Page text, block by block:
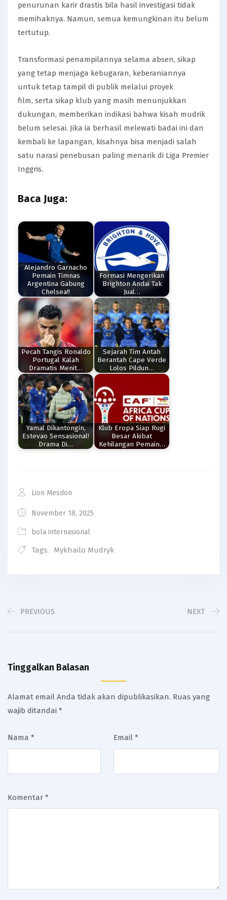
penurunan karir drastis bila hasil investigasi tidak
memihaknya. Namun, semua kemungkinan itu belum
tertutup.
Transformasi penampilannya selama absen, sikap
yang tetap menjaga kebugaran, keberaniannya
untuk tetap tampil di publik melalui proyek
film, serta sikap klub yang masih menunjukkan
dukungan, memberikan indikasi bahwa kisah mudrik
belum selesai. Jika ia berhasil melewati badai ini dan
kembali ke lapangan, kisahnya bisa menjadi salah
satu narasi penebusan paling menarik di Liga Premier
Inggris.
Baca Juga:
Alejandro Garnacho
Pemain Timnas
Argentina Gabung
Chelsea!!
Formasi Mengerikan
Brighton Andai Tak
Jual…
Pecah Tangis Ronaldo
Portugal Kalah
Dramatis Menit…
Sejarah Tim Antah
Berantah Cape Verde
Lolos Pildun…
Yamal Dikantongin,
Estevao Sensasional!
Drama Di…
Klub Eropa Siap Rugi
Besar Akibat
Kehilangan Pemain…
Lion Mesdon
November 18, 2025
bola internasional
Tags: Mykhailo Mudryk
PREVIOUS NEXT
Tinggalkan Balasan
Alamat email Anda tidak akan dipublikasikan. Ruas yang
wajib ditandai *
Nama * Email *
Komentar *